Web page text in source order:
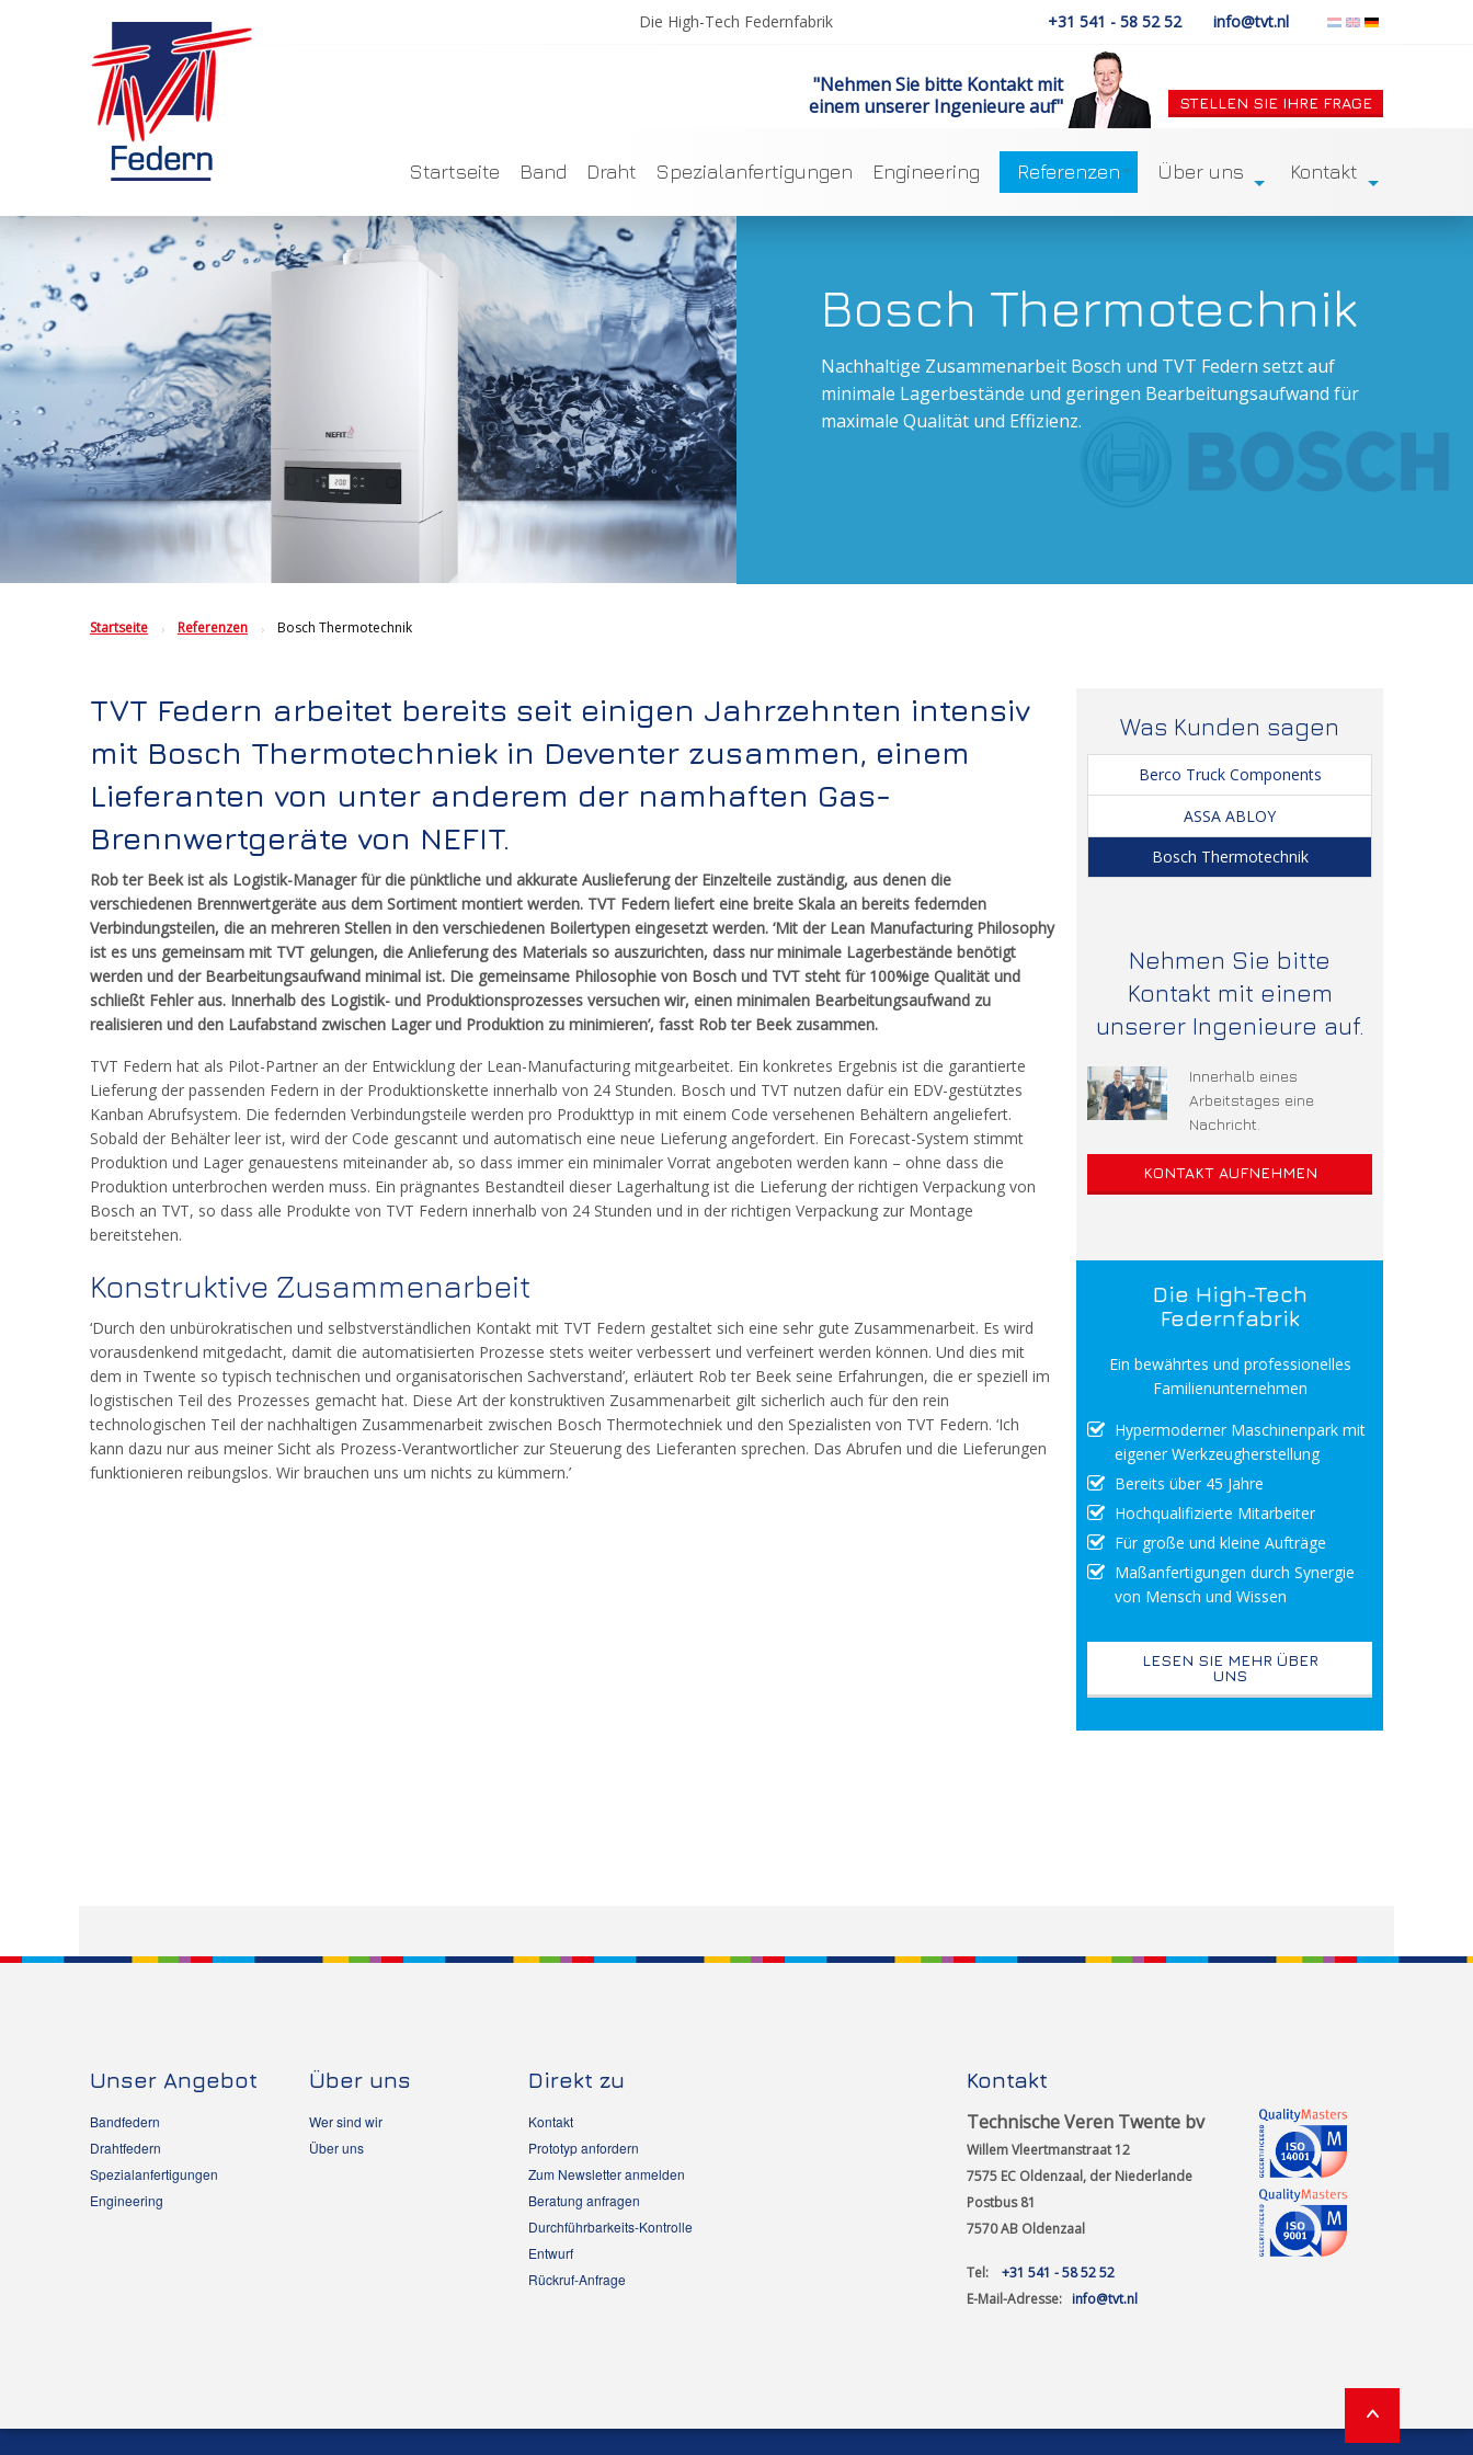
Die High-Tech Federnfabrik +31 541 - 58 52 52 info@tvt.nl
"Nehmen Sie bitte Kontakt mit
einem unserer Ingenieure auf"
STELLEN SIE IHRE FRAGE
Startseite Band Draht Spezialanfertigungen Engineering Referenzen Über uns Kontakt
Bosch Thermotechnik
Nachhaltige Zusammenarbeit Bosch und TVT Federn setzt auf
minimale Lagerbestände und geringen Bearbeitungsaufwand für
maximale Qualität und Effizienz.
Startseite Referenzen Bosch Thermotechnik
TVT Federn arbeitet bereits seit einigen Jahrzehnten intensiv
mit Bosch Thermotechniek in Deventer zusammen, einem
Lieferanten von unter anderem der namhaften Gas-
Brennwertgeräte von NEFIT.
Rob ter Beek ist als Logistik-Manager für die pünktliche und akkurate Auslieferung der Einzelteile zuständig, aus denen die
verschiedenen Brennwertgeräte aus dem Sortiment montiert werden. TVT Federn liefert eine breite Skala an bereits federnden
Verbindungsteilen, die an mehreren Stellen in den verschiedenen Boilertypen eingesetzt werden. ‘Mit der Lean Manufacturing Philosophy
ist es uns gemeinsam mit TVT gelungen, die Anlieferung des Materials so auszurichten, dass nur minimale Lagerbestände benötigt
werden und der Bearbeitungsaufwand minimal ist. Die gemeinsame Philosophie von Bosch und TVT steht für 100%ige Qualität und
schließt Fehler aus. Innerhalb des Logistik- und Produktionsprozesses versuchen wir, einen minimalen Bearbeitungsaufwand zu
realisieren und den Laufabstand zwischen Lager und Produktion zu minimieren’, fasst Rob ter Beek zusammen.
TVT Federn hat als Pilot-Partner an der Entwicklung der Lean-Manufacturing mitgearbeitet. Ein konkretes Ergebnis ist die garantierte
Lieferung der passenden Federn in der Produktionskette innerhalb von 24 Stunden. Bosch und TVT nutzen dafür ein EDV-gestütztes
Kanban Abrufsystem. Die federnden Verbindungsteile werden pro Produkttyp in mit einem Code versehenen Behältern angeliefert.
Sobald der Behälter leer ist, wird der Code gescannt und automatisch eine neue Lieferung angefordert. Ein Forecast-System stimmt
Produktion und Lager genauestens miteinander ab, so dass immer ein minimaler Vorrat angeboten werden kann – ohne dass die
Produktion unterbrochen werden muss. Ein prägnantes Bestandteil dieser Lagerhaltung ist die Lieferung der richtigen Verpackung von
Bosch an TVT, so dass alle Produkte von TVT Federn innerhalb von 24 Stunden und in der richtigen Verpackung zur Montage
bereitstehen.
Konstruktive Zusammenarbeit
‘Durch den unbürokratischen und selbstverständlichen Kontakt mit TVT Federn gestaltet sich eine sehr gute Zusammenarbeit. Es wird
vorausdenkend mitgedacht, damit die automatisierten Prozesse stets weiter verbessert und verfeinert werden können. Und dies mit
dem in Twente so typisch technischen und organisatorischen Sachverstand’, erläutert Rob ter Beek seine Erfahrungen, die er speziell im
logistischen Teil des Prozesses gemacht hat. Diese Art der konstruktiven Zusammenarbeit gilt sicherlich auch für den rein
technologischen Teil der nachhaltigen Zusammenarbeit zwischen Bosch Thermotechniek und den Spezialisten von TVT Federn. ‘Ich
kann dazu nur aus meiner Sicht als Prozess-Verantwortlicher zur Steuerung des Lieferanten sprechen. Das Abrufen und die Lieferungen
funktionieren reibungslos. Wir brauchen uns um nichts zu kümmern.’
Was Kunden sagen
Berco Truck Components
ASSA ABLOY
Bosch Thermotechnik
Nehmen Sie bitte
Kontakt mit einem
unserer Ingenieure auf.
Innerhalb eines
Arbeitstages eine
Nachricht.
KONTAKT AUFNEHMEN
Die High-Tech
Federnfabrik
Ein bewährtes und professionelles
Familienunternehmen
Hypermoderner Maschinenpark mit
eigener Werkzeugherstellung
Bereits über 45 Jahre
Hochqualifizierte Mitarbeiter
Für große und kleine Aufträge
Maßanfertigungen durch Synergie
von Mensch und Wissen
LESEN SIE MEHR ÜBER
UNS
Unser Angebot
Bandfedern
Drahtfedern
Spezialanfertigungen
Engineering
Über uns
Wer sind wir
Über uns
Direkt zu
Kontakt
Prototyp anfordern
Zum Newsletter anmelden
Beratung anfragen
Durchführbarkeits-Kontrolle
Entwurf
Rückruf-Anfrage
Kontakt
Technische Veren Twente bv
Willem Vleertmanstraat 12
7575 EC Oldenzaal, der Niederlande
Postbus 81
7570 AB Oldenzaal
Tel:
+31 541 - 58 52 52
E-Mail-Adresse: info@tvt.nl
›